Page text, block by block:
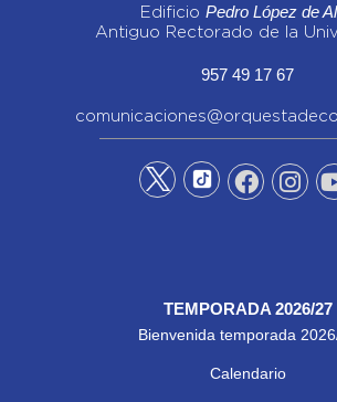
Edificio Pedro López de
Antiguo Rectorado de la
957 49 17 67
TEMPORADA 2026/27
Bienvenida temporada
Calendario